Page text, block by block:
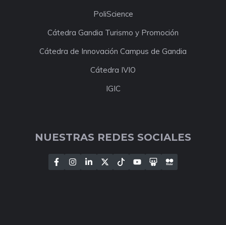
PoliScience
Cátedra Gandia Turismo y Promoción
Cátedra de Innovación Campus de Gandia
Cátedra IVIO
IGIC
NUESTRAS REDES SOCIALES